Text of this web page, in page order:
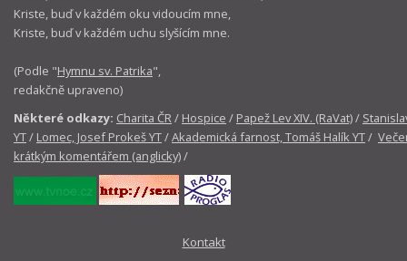
Kriste, buď v každém oku vidoucím mne,
Kriste, buď v každém uchu slyšícím mne.
(Podle "Hymnu sv. Patrika",
redakčně upraveno)
Některé odkazy: Charita ČR/ Hospice / Papež Lev XIV. (RaVat)/
YT/ Lomec, Josef Prokeš YT/Akademická farnost, Tomáš Halík YT/
krátkým komentářem (anglicky)/
Kontakt